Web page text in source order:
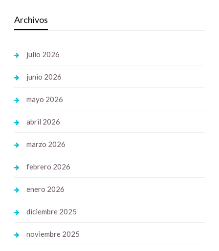
Archivos
julio 2026
junio 2026
mayo 2026
abril 2026
marzo 2026
febrero 2026
enero 2026
diciembre 2025
noviembre 2025